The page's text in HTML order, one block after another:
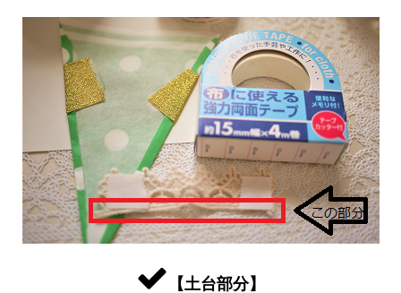
【土台部分】